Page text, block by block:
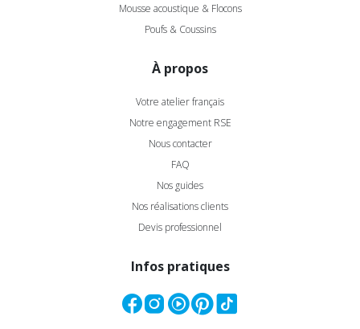
Mousse acoustique & Flocons
Poufs & Coussins
À propos
Votre atelier français
Notre engagement RSE
Nous contacter
FAQ
Nos guides
Nos réalisations clients
Devis professionnel
Infos pratiques